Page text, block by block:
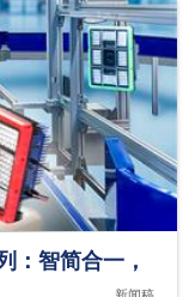
：智简合一，
新闻稿